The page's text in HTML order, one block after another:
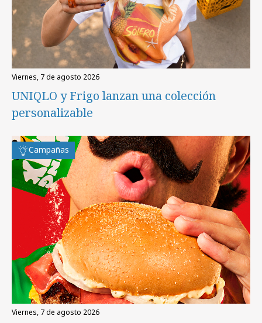
viernes, 7 de agosto 2026
UNIQLO y Frigo lanzan una colección
personalizable
Campañas
viernes, 7 de agosto 2026